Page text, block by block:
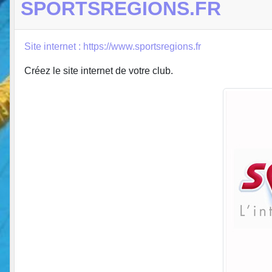
SPORTSREGIONS.FR
Site internet : https://www.sportsregions.fr
Créez le site internet de votre club.